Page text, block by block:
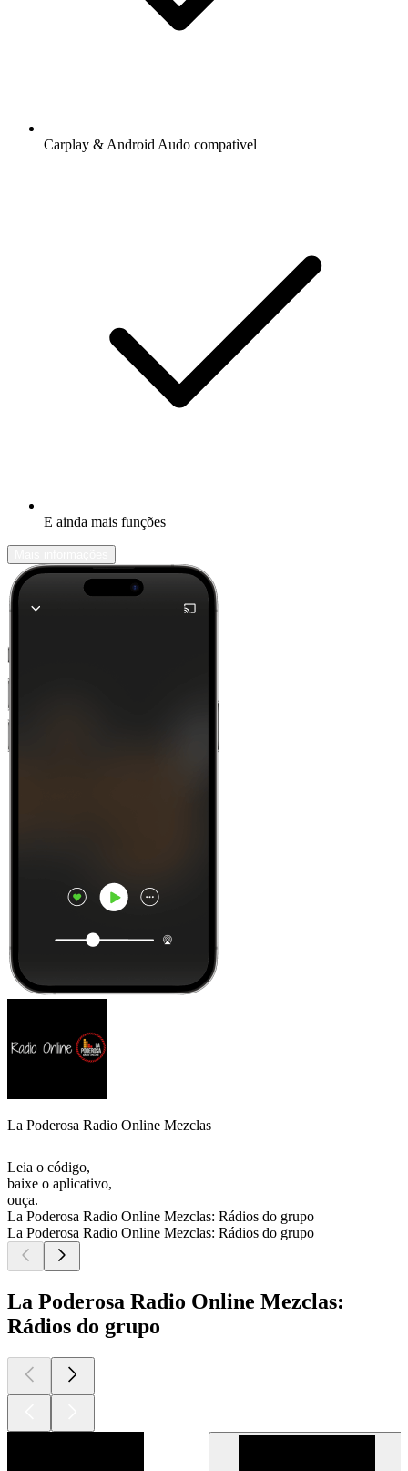
Carplay & Android Audo compatìvel
E ainda mais funções
La Poderosa Radio Online Mezclas
Leia o código,
baixe o aplicativo,
ouça.
La Poderosa Radio Online Mezclas: Rádios do grupo
La Poderosa Radio Online Mezclas: Rádios do grupo
La Poderosa Radio Online Mezclas:
Rádios do grupo